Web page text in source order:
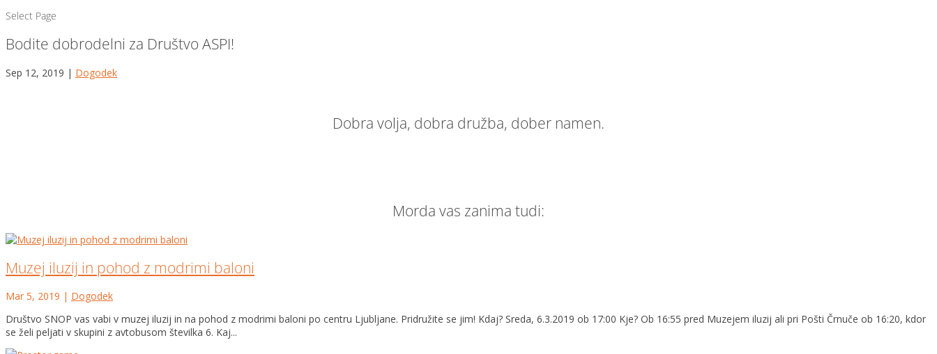
Select Page
Bodite dobrodelni za Društvo ASPI!
Sep 12, 2019 | Dogodek
Dobra volja, dobra družba, dober namen.
Morda vas zanima tudi:
Muzej iluzij in pohod z modrimi baloni
Mar 5, 2019 | Dogodek
Društvo SNOP vas vabi v muzej iluzij in na pohod z modrimi baloni po centru Ljubljane. Pridružite se jim! Kdaj? Sreda, 6.3.2019 ob 17:00 Kje? Ob 16:55 pred Muzejem iluzij ali pri Pošti Črnuče ob 16:20, kdor
se želi peljati v skupini z avtobusom številka 6. Kaj...